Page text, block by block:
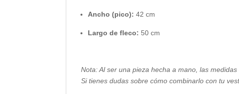
Ancho (pico): 42 cm
Largo de fleco: 50 cm
Nota: Al ser una pieza hecha a mano, las
Si tienes dudas sobre cómo combinarlo con tu